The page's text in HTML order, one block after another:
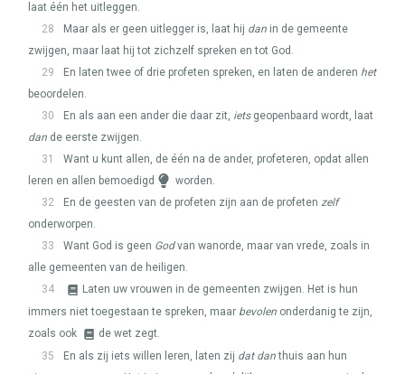
laat één het uitleggen.
28
Maar als er geen uitlegger is, laat hij dan in de gemeente
zwijgen, maar laat hij tot zichzelf spreken en tot God.
29
En laten twee of drie profeten spreken, en laten de anderen het
beoordelen.
30
En als aan een ander die daar zit, ietsgeopenbaard wordt, laat
dan de eerste zwijgen.
31
Want u kunt allen, de één na de ander, profeteren, opdat allen
leren en allen bemoedigd
worden.
32
En de geesten van de profeten zijn aan de profeten zelf
onderworpen.
33
Want God is geen Godvan wanorde, maar van vrede, zoals in
alle gemeenten van de heiligen.
34
Laten uw vrouwen in de gemeenten zwijgen. Het is hun
immers niet toegestaan te spreken, maar bevolen onderdanig te zijn,
zoals ook
de wet zegt.
35
En als zij iets willen leren, laten zij dat danthuis aan hun